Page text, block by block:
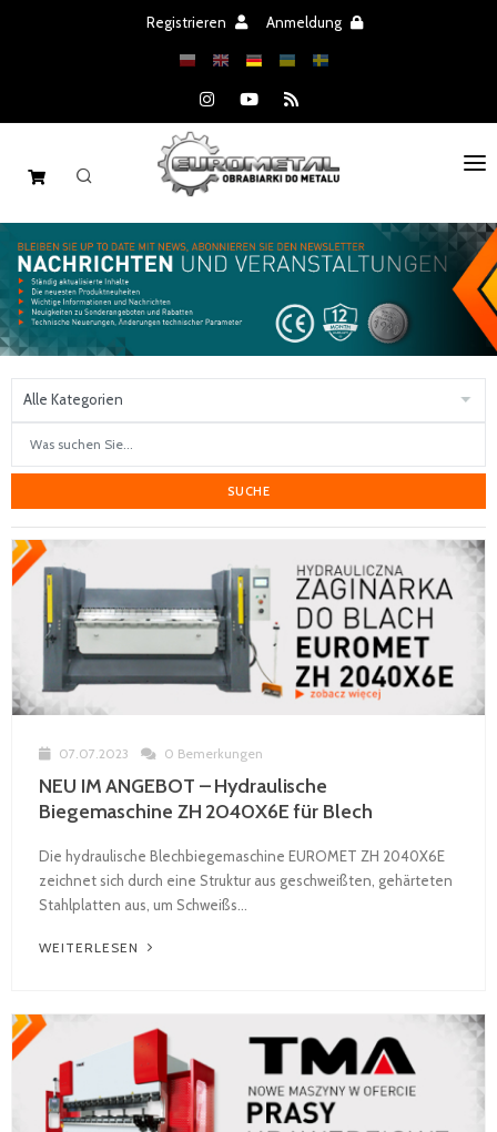
Registrieren Anmeldung
MASCHINEN
ERSATZTEILE
ANGEBOT
NACHRICHTEN
KATALOGEN
SUCHE
07.07.2023 0 Bemerkungen
NEU IM ANGEBOT – Hydraulische
Biegemaschine ZH 2040X6E für Blech
Die hydraulische Blechbiegemaschine EUROMET ZH 2040X6E
zeichnet sich durch eine Struktur aus geschweißten, gehärteten
Stahlplatten aus, um Schweißs...
WEITERLESEN